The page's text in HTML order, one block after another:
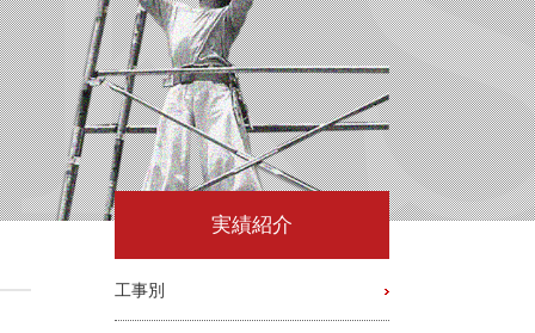
実績紹介
工事別